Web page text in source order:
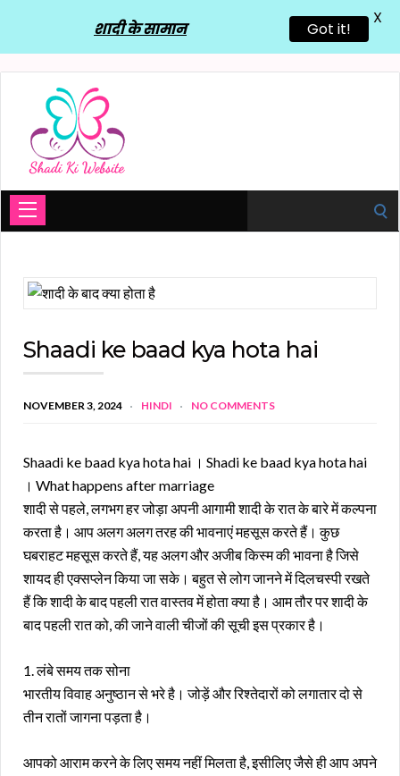
Shaadi ke baad kya hota hai
NOVEMBER 3, 2024 HINDI NO COMMENTS
Shaadi ke baad kya hota hai । Shadi ke baad kya hota hai
। What happens after marriage
शादी से पहले, लगभग हर जोड़ा अपनी आगामी शादी के रात के बारे में कल्पना
करता है। आप अलग अलग तरह की भावनाएं महसूस करते हैं। कुछ
घबराहट महसूस करते हैं, यह अलग और अजीब किस्म की भावना है जिसे
शायद ही एक्सप्लेन किया जा सके। बहुत से लोग जानने में दिलचस्पी रखते
हैं कि शादी के बाद पहली रात वास्तव में होता क्या है। आम तौर पर शादी के
बाद पहली रात को, की जाने वाली चीजों की सूची इस प्रकार है।
1. लंबे समय तक सोना
भारतीय विवाह अनुष्ठान से भरे है। जोड़ें और रिश्तेदारों को लगातार दो से
तीन रातों जागना पड़ता है।
आपको आराम करने के लिए समय नहीं मिलता है, इसीलिए जैसे ही आप अपने
शादी के सामान Got it!
X